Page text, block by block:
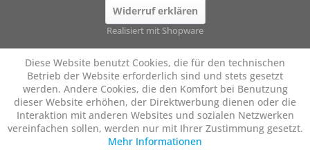
Widerruf erklären
Realisiert mit Shopware
Diese Website benutzt Cookies, die für den technischen
Betrieb der Website erforderlich sind und stets gesetzt
werden. Andere Cookies, die den Komfort bei Benutzung
dieser Website erhöhen, der Direktwerbung dienen oder die
Interaktion mit anderen Websites und sozialen Netzwerken
vereinfachen sollen, werden nur mit Ihrer Zustimmung gesetzt.
Mehr Informationen